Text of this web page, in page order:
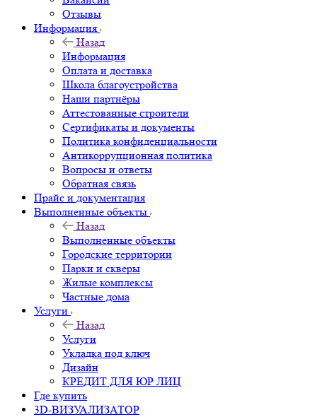
Отзывы
Информация
Назад
Информация
Оплата и доставка
Школа благоустройства
Наши партнёры
Аттестованные строители
Сертификаты и документы
Политика конфиденциальности
Антикоррупционная политика
Вопросы и ответы
Обратная связь
Прайс и документация
Выполненные объекты
Назад
Выполненные объекты
Городские территории
Парки и скверы
Жилые комплексы
Частные дома
Услуги
Назад
Услуги
Укладка под ключ
Дизайн
КРЕДИТ ДЛЯ ЮР ЛИЦ
Где купить
3D-ВИЗУАЛИЗАТОР